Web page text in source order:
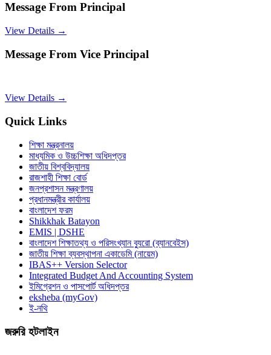
Message From Principal
View Details →
Message From Vice Principal
View Details →
Quick Links
শিক্ষা মন্ত্রনালয়
মাধ্যমিক ও উচ্চশিক্ষা অধিদপ্তর
জাতীয় বিশ্ববিদ্যালয়
রাজশাহী শিক্ষা বোর্ড
জনপ্রশাসন মন্ত্রণালয়
প্রধানমন্ত্রীর কার্যালয়
বাংলাদেশ ফরম
Shikkhak Batayon
EMIS | DSHE
বাংলাদেশ শিক্ষাতথ্য ও পরিসংখ্যান ব্যুরো (ব্যানবেইস)
জাতীয় শিক্ষা ব্যবস্থাপনা একাডেমি (নায়েম)
IBAS++ Version Selector
Integrated Budget And Accounting System
ইমিগ্রেশন ও পাসপোর্ট অধিদপ্তর
eksheba (myGov)
ই-নথি
জরুরি হটলাইন